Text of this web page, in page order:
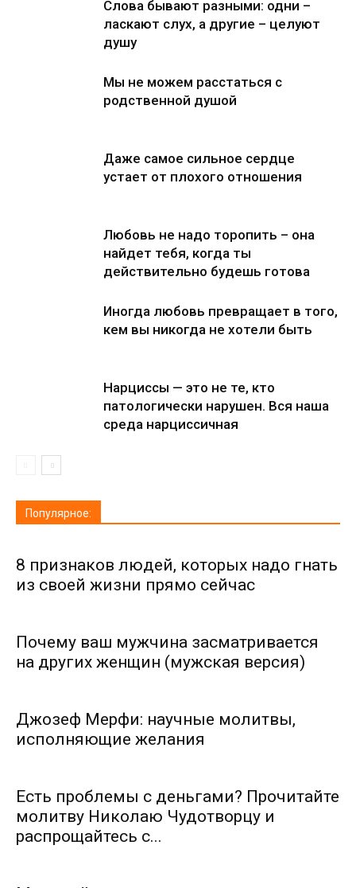
Слова бывают разными: одни –
ласкают слух, а другие – целуют
душу
Мы не можем расстаться с
родственной душой
Даже самое сильное сердце
устает от плохого отношения
Любовь не надо торопить – она
найдет тебя, когда ты
действительно будешь готова
Иногда любовь превращает в того,
кем вы никогда не хотели быть
Нарциссы — это не те, кто
патологически нарушен. Вся наша
среда нарциссичная
Популярное:
8 признаков людей, которых надо гнать
из своей жизни прямо сейчас
Почему ваш мужчина засматривается
на других женщин (мужская версия)
Джозеф Мерфи: научные молитвы,
исполняющие желания
Есть проблемы с деньгами? Прочитайте
молитву Николаю Чудотворцу и
распрощайтесь с...